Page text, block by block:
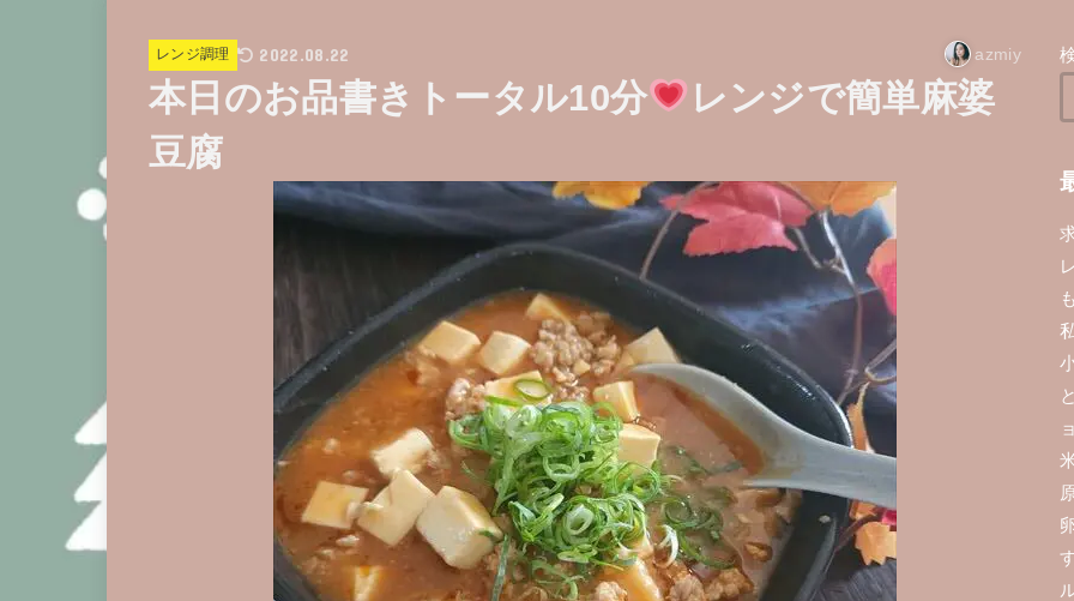
レンジ調理 2022.08.22 azmiy
本日のお品書きトータル10分
レンジで簡単麻婆
豆腐